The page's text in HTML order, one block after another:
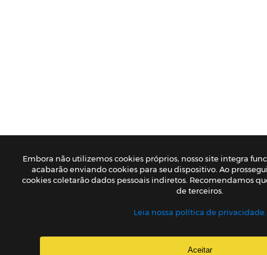
Embora não utilizemos cookies próprios, nosso site integra
acabarão enviando cookies para seu dispositivo. Ao
cookies coletarão dados pessoais indiretos. Recomendamos
de terceiros.
Leia nossa política de privacidade.
Aceitar